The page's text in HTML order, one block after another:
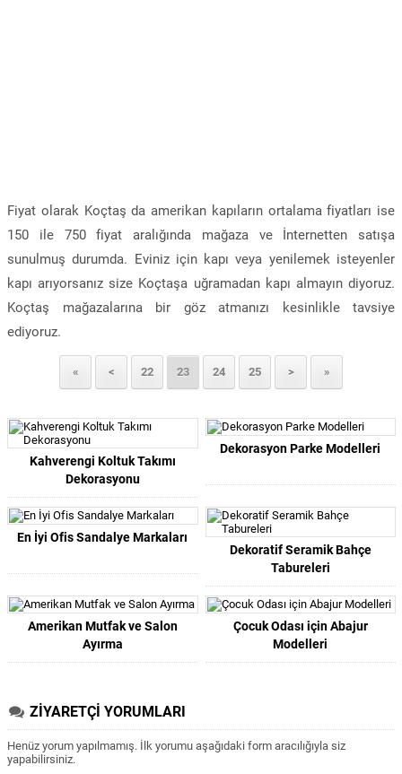
Fiyat olarak Koçtaş da amerikan kapıların ortalama fiyatları ise
150 ile 750 fiyat aralığında mağaza ve İnternetten satışa
sunulmuş durumda. Eviniz için kapı veya yenilemek isteyenler
kapı arıyorsanız size Koçtaşa uğramadan kapı almayın diyoruz.
Koçtaş mağazalarına bir göz atmanızı kesinlikle tavsiye
ediyoruz.
« < 22 23 24 25 > »
Kahverengi Koltuk Takımı
Dekorasyonu
Dekorasyon Parke Modelleri
En İyi Ofis Sandalye Markaları
Dekoratif Seramik Bahçe
Tabureleri
Amerikan Mutfak ve Salon
Ayırma
Çocuk Odası için Abajur
Modelleri
ZİYARETÇİ YORUMLARI
Henüz yorum yapılmamış. İlk yorumu aşağıdaki form aracılığıyla siz
yapabilirsiniz.